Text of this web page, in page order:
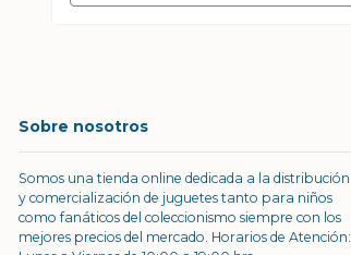
Sobre nosotros
Somos una tienda online dedicada a la distribución
y comercialización de juguetes tanto para niños
como fanáticos del coleccionismo siempre con los
mejores precios del mercado. Horarios de Atención: